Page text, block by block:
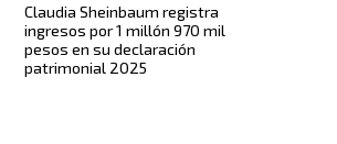
Claudia Sheinbaum registra
ingresos por 1 millón 970 mil
pesos en su declaración
patrimonial 2025